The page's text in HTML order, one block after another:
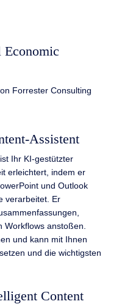
Economic
Forrester Consulting
Assistent
Ihr KI-gestützter
erleichtert, indem er
und Outlook
verarbeitet. Er
anstoßen.
und kann mit Ihnen
und die wichtigsten
Content